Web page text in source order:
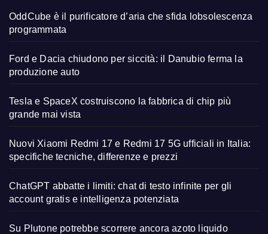
OddCube è il purificatore d’aria che sfida lobsolescenza
programmata
Ford e Dacia chiudono per siccità: il Danubio ferma la
produzione auto
Tesla e SpaceX costruiscono la fabbrica di chip più
grande mai vista
Nuovi Xiaomi Redmi 17 e Redmi 17 5G ufficiali in Italia:
specifiche tecniche, differenze e prezzi
ChatGPT abbatte i limiti: chat di testo infinite per gli
account gratis e intelligenza potenziata
Su Plutone potrebbe scorrere ancora azoto liquido